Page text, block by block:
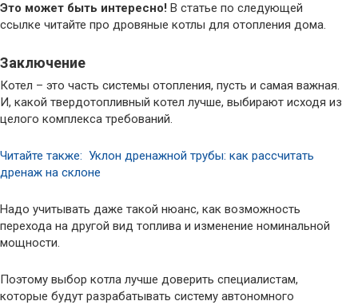
Это может быть интересно! В статье по следующей
ссылке читайте про дровяные котлы для отопления дома.
Заключение
Котел – это часть системы отопления, пусть и самая важная.
И, какой твердотопливный котел лучше, выбирают исходя из
целого комплекса требований.
Читайте также: Уклон дренажной трубы: как рассчитать
дренаж на склоне
Надо учитывать даже такой нюанс, как возможность
перехода на другой вид топлива и изменение номинальной
мощности.
Поэтому выбор котла лучше доверить специалистам,
которые будут разрабатывать систему автономного